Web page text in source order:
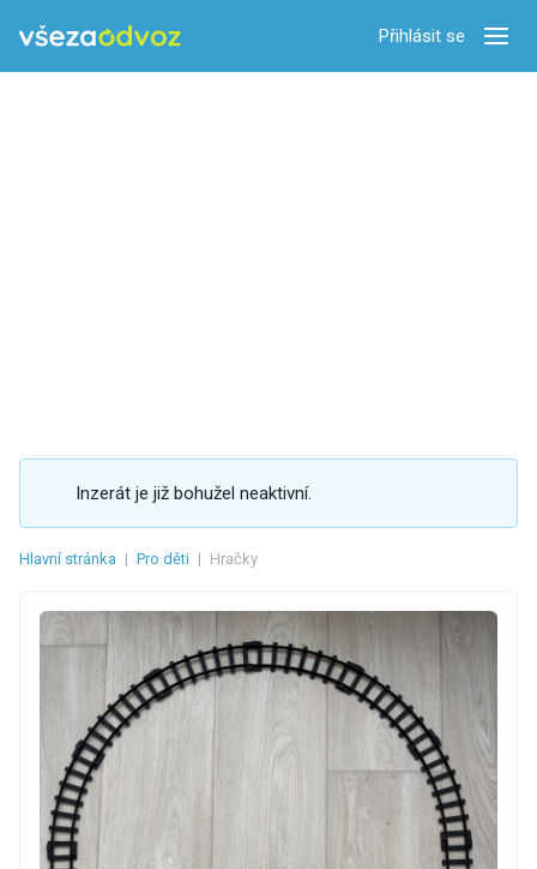
Přihlásit se
Inzerát je již bohužel neaktivní.
Hlavní stránka | Pro děti | Hračky